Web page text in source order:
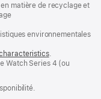
matière de recyclage et
environnementales
.
Watch Series 4 (ou